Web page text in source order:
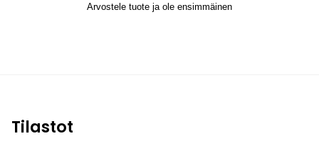
Arvostele tuote ja ole ensimmäinen
Tilastot